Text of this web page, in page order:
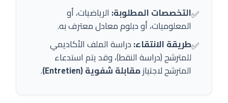
✅التخصصات المطلوبة: الرياضيات، أو
المعلوميات، أو دبلوم معادل معترف به.
✅طريقة الانتقاء:دراسة الملف الأكاديمي
للمترشح (دراسة النقط)، وقد يتم استدعاء
المترشح لاجتيازمقابلة شفوية (Entretien) .